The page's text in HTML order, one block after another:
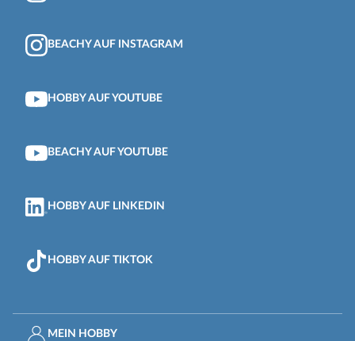
BEACHY AUF INSTAGRAM
HOBBY AUF YOUTUBE
BEACHY AUF YOUTUBE
HOBBY AUF LINKEDIN
HOBBY AUF TIKTOK
MEIN HOBBY